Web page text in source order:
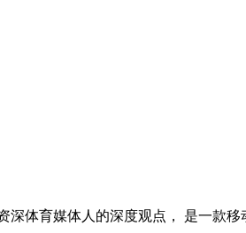
体育媒体人的深度观点， 是一款